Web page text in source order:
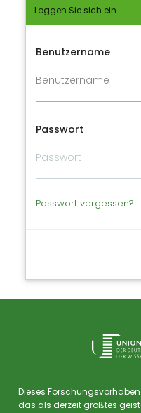
Loggen Sie sich ein
Benutzername
Passwort
Passwort vergessen?
Dieses
das als derzeit größtes